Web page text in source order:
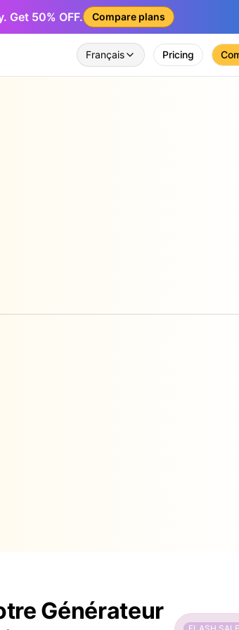
Get 50% OFF. Compare plans
Français Pricing
Générateur